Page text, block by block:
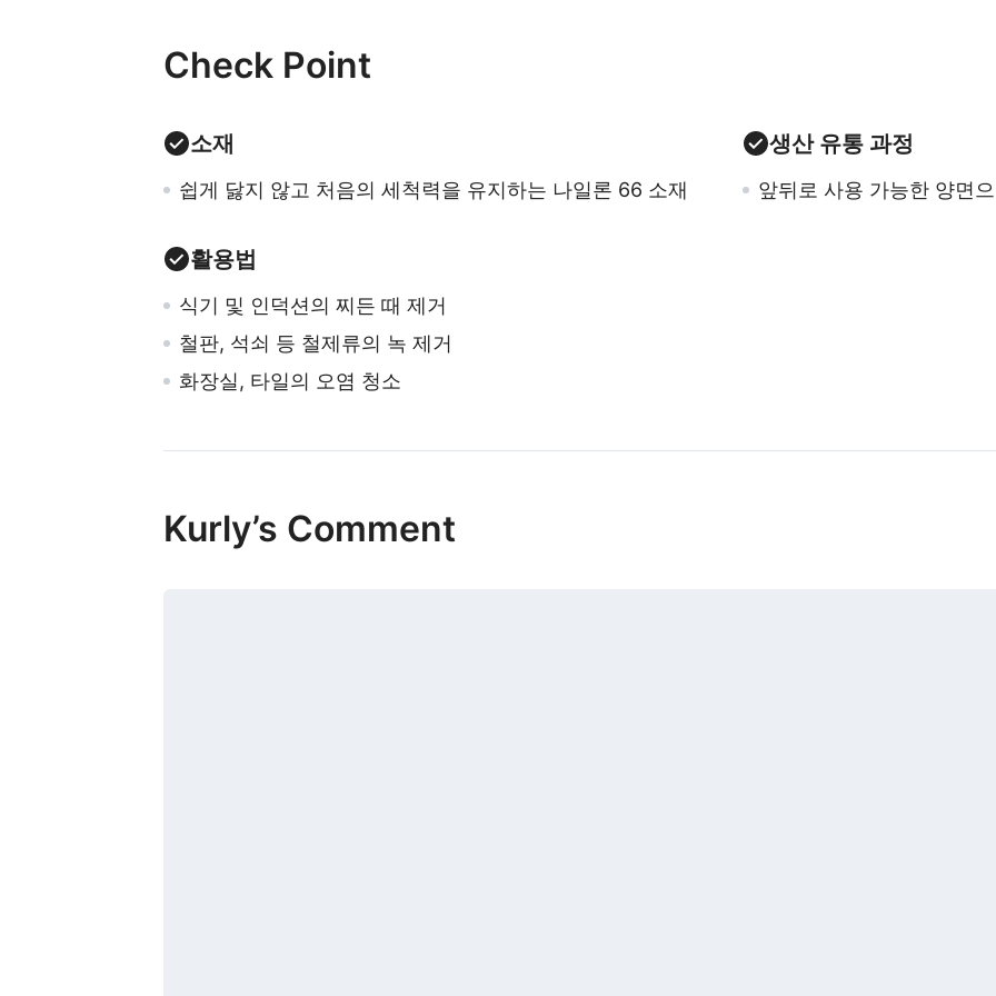
Check Point
소재
쉽게 닳지 않고 처음의 세척력을 유지하는 나일론 66 소재
생산 유통 과정
앞뒤로 사용 가능한 양면
활용법
식기 및 인덕션의 찌든 때 제거
철판, 석쇠 등 철제류의 녹 제거
화장실, 타일의 오염 청소
Kurly’s Comment